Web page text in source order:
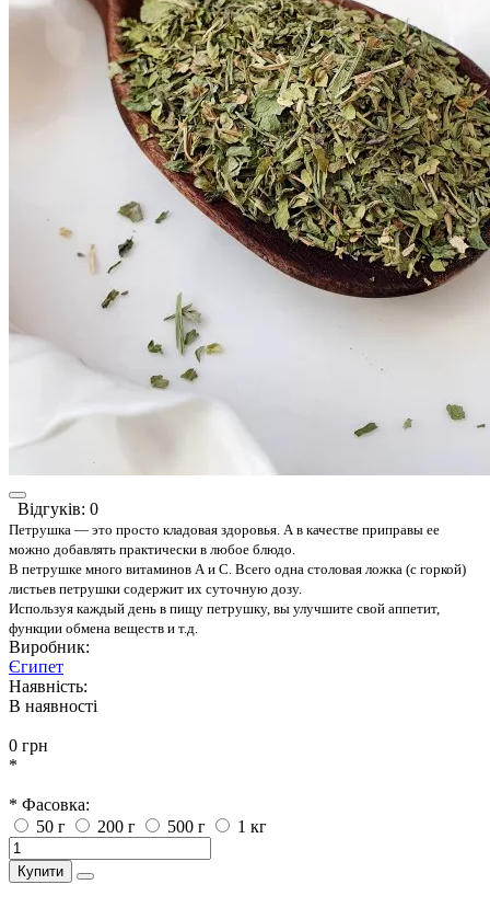
Відгуків: 0
Петрушка — это просто кладовая здоровья. А в качестве приправы ее
можно добавлять практически в любое блюдо.
В петрушке много витаминов А и С. Всего одна столовая ложка (с горкой)
листьев петрушки содержит их суточную дозу.
Используя каждый день в пищу петрушку, вы улучшите свой аппетит,
функции обмена веществ и т.д.
Виробник:
Єгипет
Наявність:
В наявності
0 грн
*
* Фасовка:
50 г
200 г 500 г 1 кг
Купити